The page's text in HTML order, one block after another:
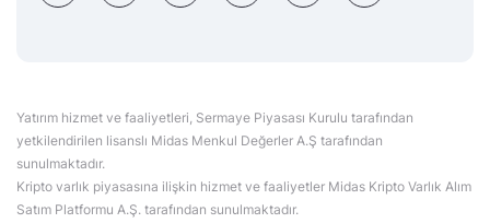
Yatırım hizmet ve faaliyetleri, Sermaye Piyasası Kurulu tarafından
yetkilendirilen lisanslı Midas Menkul Değerler A.Ş tarafından
sunulmaktadır.
Kripto varlık piyasasına ilişkin hizmet ve faaliyetler Midas Kripto Varlık Alım
Satım Platformu A.Ş. tarafından sunulmaktadır.